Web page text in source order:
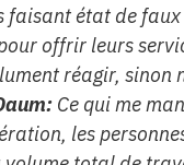
faisant état de
offrir leurs
réagir, sinon
Ce qui me
les